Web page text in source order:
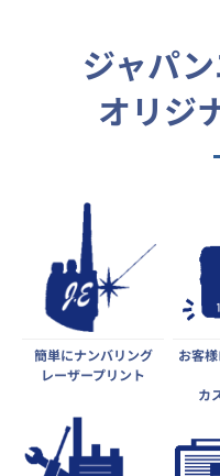
ジャパ
オリジ
簡単にナンバリング
レーザープリント
お客
カ